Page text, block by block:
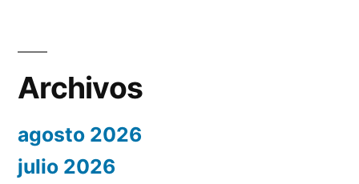
Archivos
agosto 2026
julio 2026